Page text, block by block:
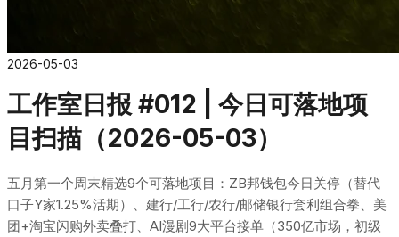
2026-05-03
工作室日报 #012 | 今日可落地项
目扫描（2026-05-03）
五月第一个周末精选9个可落地项目：ZB邦钱包今日关停（替代
口子Y家1.25%活期）、建行/工行/农行/邮储银行套利组合拳、美
团+淘宝闪购外卖叠打、AI漫剧9大平台接单（350亿市场，初级